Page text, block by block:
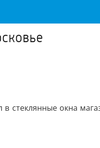
стеклянные окна